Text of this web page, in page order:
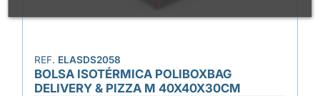
REF. ELASDS2058
BOLSA ISOTÉRMICA POLIBOXBAG
DELIVERY & PIZZA M 40X40X30CM